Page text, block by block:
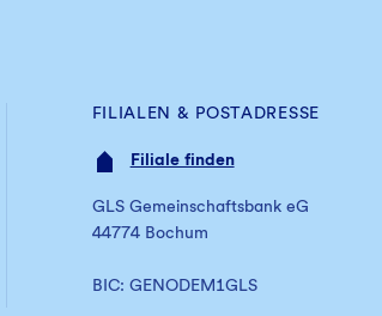
FILIALEN & POSTADRESSE
Filiale finden
GLS Gemeinschaftsbank eG
44774 Bochum
BIC: GENODEM1GLS